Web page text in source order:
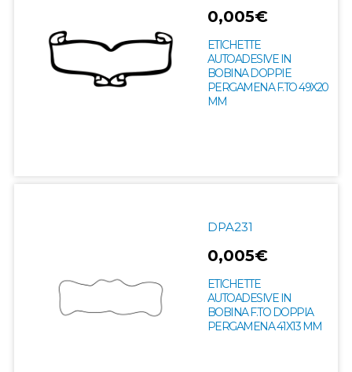
0,005€
ETICHETTE
AUTOADESIVE IN
BOBINA DOPPIE
PERGAMENA F.TO 49X20
MM
DPA231
0,005€
ETICHETTE
AUTOADESIVE IN
BOBINA F.TO DOPPIA
PERGAMENA 41X13 MM